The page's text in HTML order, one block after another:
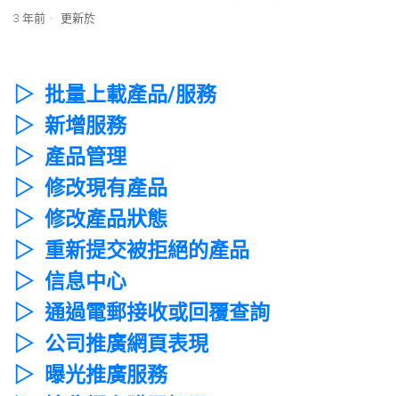
3 年前 更新於
▷ 批量上載產品/服務
▷ 新增服務
▷ 產品管理
▷ 修改現有產品
▷ 修改產品狀態
▷ 重新提交被拒絕的產品
▷ 信息中心
▷ 通過電郵接收或回覆查詢
▷ 公司推廣網頁表現
▷ 曝光推廣服務